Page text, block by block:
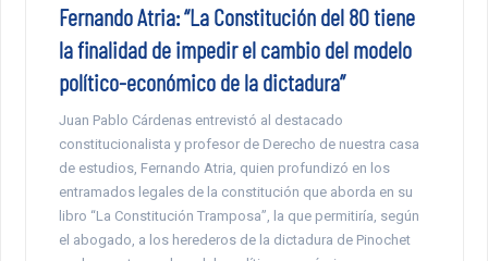
Fernando Atria: “La Constitución del 80 tiene
la finalidad de impedir el cambio del modelo
político-económico de la dictadura”
Juan Pablo Cárdenas entrevistó al destacado
constitucionalista y profesor de Derecho de nuestra casa
de estudios, Fernando Atria, quien profundizó en los
entramados legales de la constitución que aborda en su
libro “La Constitución Tramposa”, la que permitiría, según
el abogado, a los herederos de la dictadura de Pinochet